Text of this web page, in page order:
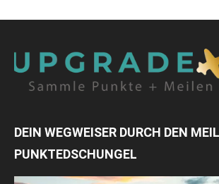
DEIN WEGWEISER DURCH DEN
PUNKTEDSCHUNGEL